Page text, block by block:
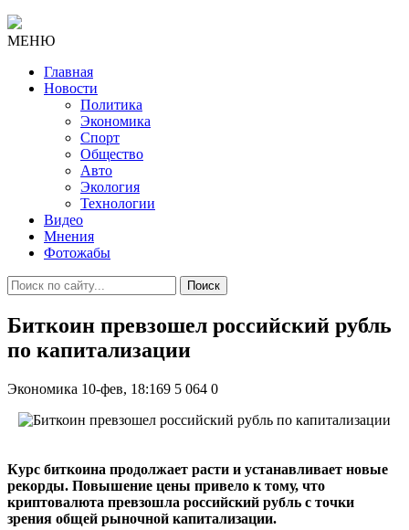
МЕНЮ
Главная
Новости
Политика
Экономика
Спорт
Общество
Авто
Экология
Технологии
Видео
Мнения
Фотожабы
Поиск
Биткоин превзошел российский рубль
по капитализации
Экономика 10-фев, 18:169 5 064 0
Курс биткоина продолжает расти и устанавливает новые
рекорды. Повышение цены привело к тому, что
криптовалюта превзошла российский рубль с точки
зрения общей рыночной капитализации.